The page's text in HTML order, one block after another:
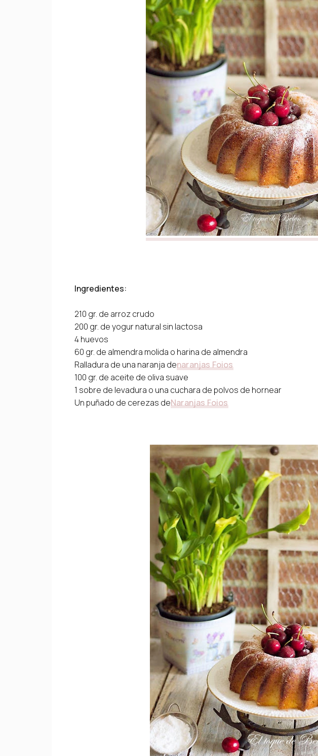
Ingredientes:
210 gr. de arroz crudo
200 gr. de yogur natural sin lactosa
4 huevos
60 gr. de almendra molida o harina de almendra
Ralladura de una naranja denaranjas Foios
100 gr. de aceite de oliva suave
1 sobre de levadura o una cuchara de polvos de hornear
Un puñado de cerezas deNaranjas Foios